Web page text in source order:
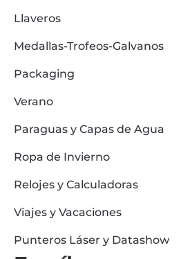
Llaveros
Medallas-Trofeos-Galvanos
Packaging
Verano
Paraguas y Capas de Agua
Ropa de Invierno
Relojes y Calculadoras
Viajes y Vacaciones
Punteros Láser y Datashow